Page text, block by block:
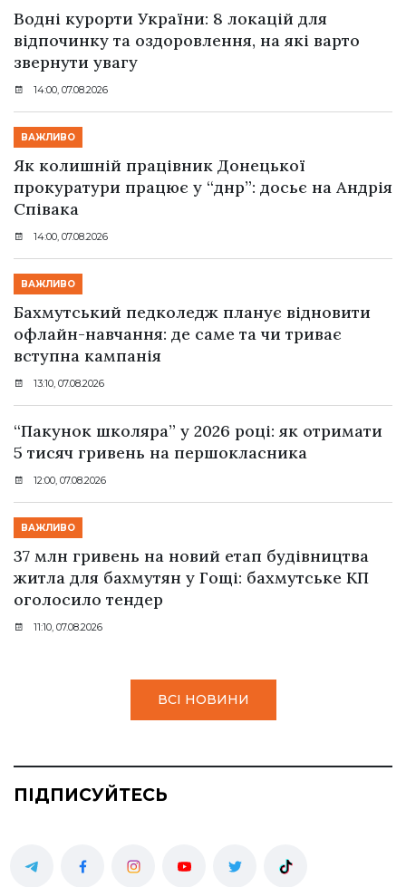
Водні курорти України: 8 локацій для
відпочинку та оздоровлення, на які варто
звернути увагу
14:00, 07.08.2026
ВАЖЛИВО
Як колишній працівник Донецької
прокуратури працює у “днр”: досьє на Андрія
Співака
14:00, 07.08.2026
ВАЖЛИВО
Бахмутський педколедж планує відновити
офлайн-навчання: де саме та чи триває
вступна кампанія
13:10, 07.08.2026
“Пакунок школяра” у 2026 році: як отримати
5 тисяч гривень на першокласника
12:00, 07.08.2026
ВАЖЛИВО
37 млн гривень на новий етап будівництва
житла для бахмутян у Гощі: бахмутське КП
оголосило тендер
11:10, 07.08.2026
ВСІ НОВИНИ
ПІДПИСУЙТЕСЬ